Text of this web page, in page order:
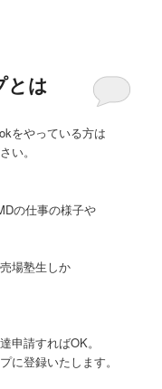
とは
をやっている方は
い。
の仕事の様子や
場塾生しか
申請すればOK。
に登録いたします。